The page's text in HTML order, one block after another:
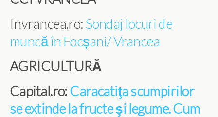
Invrancea.ro: Sondaj locuri de
muncă în Focșani/ Vrancea
AGRICULTURĂ
Capital.ro:Caracatiţa scumpirilor
se extinde la fructe şi legume. Cum